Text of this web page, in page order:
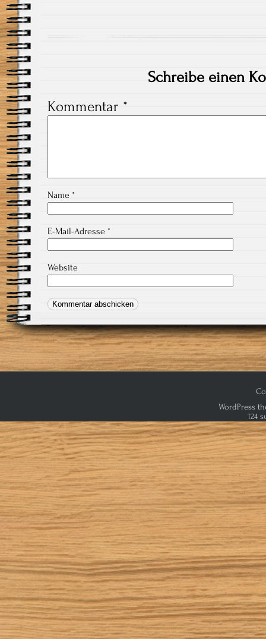
Schreibe einen
Kommentar *
Name *
E-Mail-Adresse *
Website
WordPress
124